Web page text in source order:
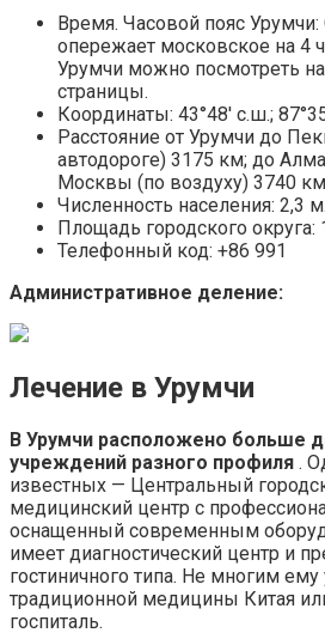
Время. Часовой пояс
опережает московское на 4
Урумчи можно посмотреть
страницы.
Координаты: 43°48′ с.ш.;
Расстояние от Урумчи до
автодороге) 3175 км; до
Москвы (по воздуху) 3740
Численность населения: 2,3
Площадь городского
Телефонный код: +86 991
Административное деление:
Лечение в Урумчи
В Урумчи расположено больше
учреждений разного профиля .
известных — Центральный
медицинский центр с
оснащенный современным
имеет диагностический центр и
гостиничного типа. Не многим ему
традиционной медицины Китая
госпиталь.